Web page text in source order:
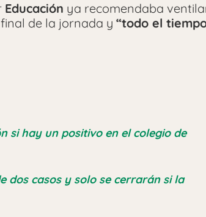
Educación ya recomendaba
de la jornada y “todo el
si hay un positivo en el colegio de
dos casos y solo se cerrarán si la